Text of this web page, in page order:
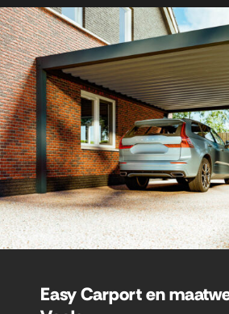
Easy Carport en